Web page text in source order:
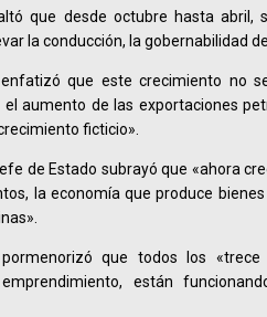
que desde octubre hasta abril,
la conducción, la gobernabilidad
que este crecimiento no
aumento de las exportaciones
ficticio».
de Estado subrayó que «ahora
la economía que produce
que todos los
están